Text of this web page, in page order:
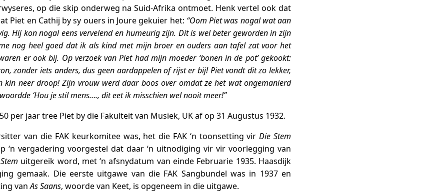
op die skip onderweg na Suid-Afrika ontmoet. Henk vertel ook dat
Piet en Cathij by sy ouers in Joure gekuier het: “Oom Piet was nogal wat aan
Hij kon nogal eens vervelend en humeurig zijn. Dit is wel beter geworden in zijn
nog heel goed dat ik als kind met mijn broer en ouders aan tafel zat voor het
er ook bij. Op verzoek van Piet had mijn moeder ‘bonen in de pot’ gekookt:
zonder iets anders, dus geen aardappelen of rijst er bij! Piet vondt dit zo lekker,
kin neer droop! Zijn vrouw werd daar boos over omdat ze het wat ongemanierd
‘Hou je stil mens…., dit eet ik misschien wel nooit meer!”
per jaar tree Piet by die Fakulteit van Musiek, UK af op 31 Augustus 1932.
van die FAK keurkomitee was, het die FAK ‘n toonsetting virDie Stem
‘n vergadering voorgestel dat daar ‘n uitnodiging vir vir voorlegging van
uitgereik word, met ‘n afsnydatum van einde Februarie 1935. Haasdijk
gemaak. Die eerste uitgawe van die FAK Sangbundel was in 1937 en
vanAs Saans, woorde van Keet, is opgeneem in die uitgawe.